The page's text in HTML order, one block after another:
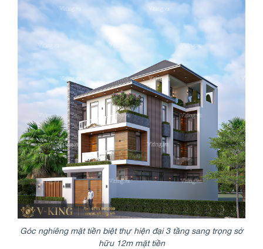
Góc nghiêng mặt tiền biệt thự hiện đại 3 tầng sang trọng sở
hữu 12m mặt tiền